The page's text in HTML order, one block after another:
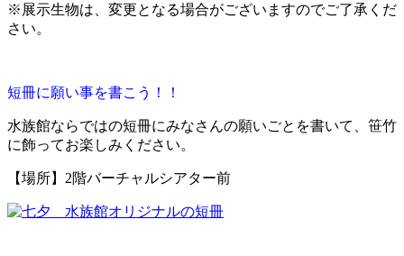
※展示生物は、変更となる場合がございますのでご了承くだ
さい。
短冊に願い事を書こう！！
水族館ならではの短冊にみなさんの願いごとを書いて、笹竹
に飾ってお楽しみください。
【場所】2階バーチャルシアター前